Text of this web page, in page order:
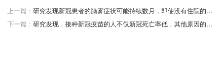
上一篇：
研究发现新冠患者的脑雾症状可能持续数月，即使没有住院的患者也一样
下一篇：
研究发现，接种新冠疫苗的人不仅新冠死亡率低，其他原因的死亡率也低。